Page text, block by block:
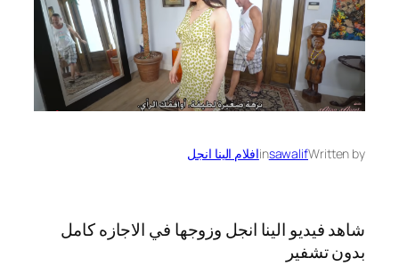
Written by
sawalif
inافلام الينا انجل
شاهد فيديو الينا انجل وزوجها في الاجازه كامل
بدون تشفير